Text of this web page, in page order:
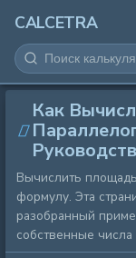
CALCETRA
МАТЕМАТИКА
НАУКА
Как
Вычислить
формулу. Эта
разобранный
собственные